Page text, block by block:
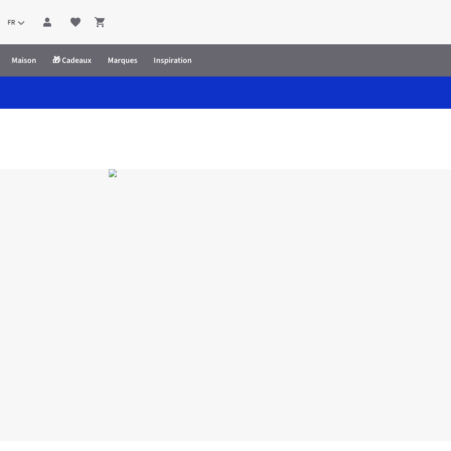
FR Shopping cart
Maison 🎁 Cadeaux Marques Inspiration